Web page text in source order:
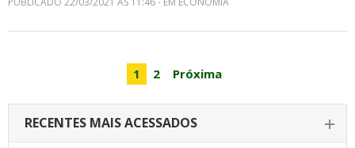
1 2 Próxima
RECENTES MAIS ACESSADOS